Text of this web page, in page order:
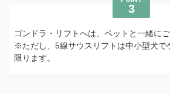
3
ゴンドラ・リフトへは、ペットと一緒に
※ただし、5線サウスリフトは中小型犬で
限ります。